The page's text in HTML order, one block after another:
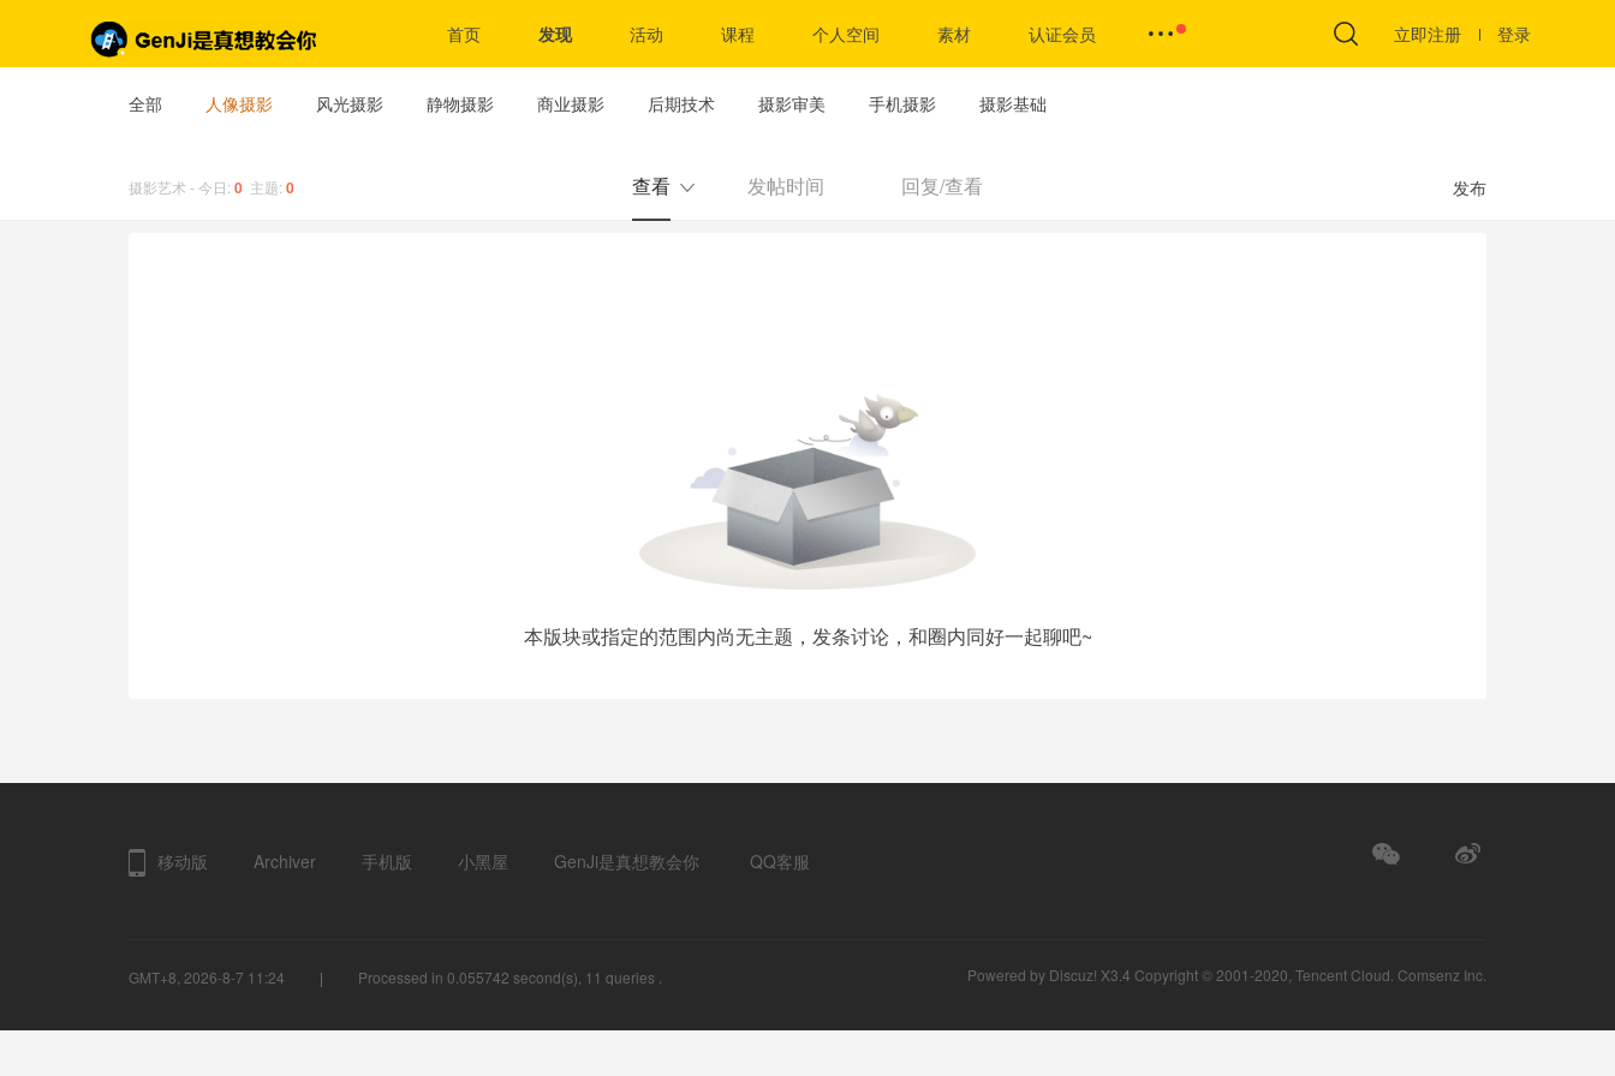
首页 发现 活动 课程 个人空间 素材 认证会员 立即注册 登录
全部 人像摄影 风光摄影 静物摄影 商业摄影 后期技术 摄影审美 手机摄影 摄影基础
摄影艺术 - 今日: 0 主题: 0 查看 发帖时间 回复/查看 发布
本版块或指定的范围内尚无主题，发条讨论，和圈内同好一起聊吧~
移动版 Archiver 手机版 小黑屋 GenJi是真想教会你 QQ客服
GMT+8, 2026-8-7 11:24 Processed in 0.055742 second(s), 11 queries . Powered by Discuz! X3.4 Copyright © 2001-2020, Tencent Cloud. Comsenz Inc.